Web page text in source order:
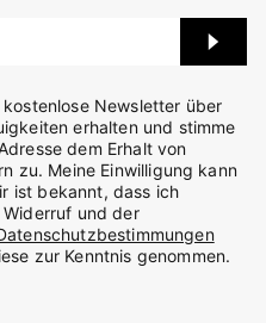
Newsletter über
erhalten und stimme
dem Erhalt von
zu. Meine Einwilligung kann
ist bekannt, dass ich
und der
zur Kenntnis genommen.